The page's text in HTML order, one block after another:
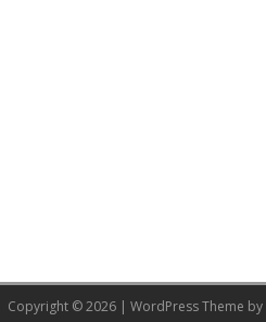
Copyright © 2026 | WordPress Theme by